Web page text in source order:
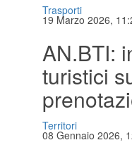
Trasporti
19 Marzo 2026,
AN.BTI:
turistici
Territori
08 Gennaio 2026,